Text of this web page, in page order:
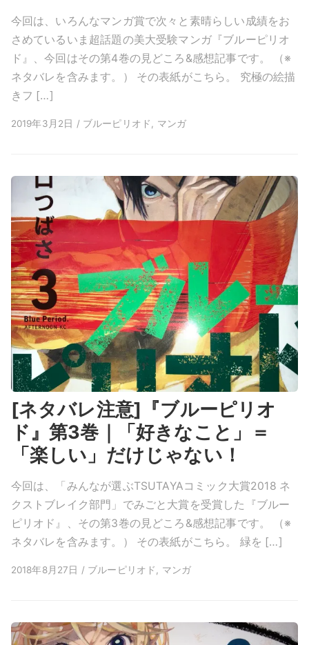
今回は、いろんなマンガ賞で次々と素晴らしい成績をお
さめているいま超話題の美大受験マンガ『ブルーピリオ
ド』、今回はその第4巻の見どころ&感想記事です。 （※
ネタバレを含みます。） その表紙がこちら。 究極の絵描
きフ […]
2019年3月2日 / ブルーピリオド, マンガ
[ネタバレ注意]『ブルーピリオ
ド』第3巻｜「好きなこと」＝
「楽しい」だけじゃない！
今回は、「みんなが選ぶTSUTAYAコミック大賞2018 ネ
クストブレイク部門」でみごと大賞を受賞した『ブルー
ピリオド』、その第3巻の見どころ&感想記事です。 （※
ネタバレを含みます。） その表紙がこちら。 緑を […]
2018年8月27日 / ブルーピリオド, マンガ